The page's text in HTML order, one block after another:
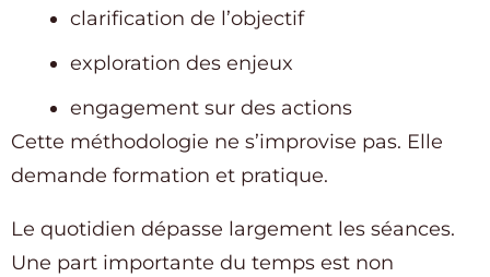
clarification de l’objectif
exploration des enjeux
engagement sur des actions
Cette méthodologie ne s’improvise pas. Elle
demande formation et pratique.
Le quotidien dépasse largement les séances.
Une part importante du temps est non